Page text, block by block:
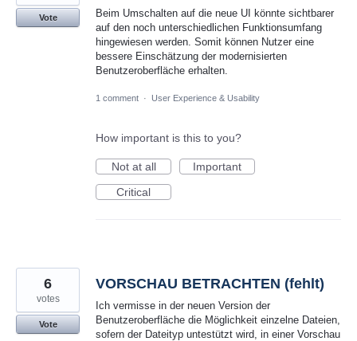
Beim Umschalten auf die neue UI könnte sichtbarer
auf den noch unterschiedlichen Funktionsumfang
hingewiesen werden. Somit können Nutzer eine
bessere Einschätzung der modernisierten
Benutzeroberfläche erhalten.
Vote
1 comment · User Experience & Usability
How important is this to you?
Not at all
Important
Critical
VORSCHAU BETRACHTEN (fehlt)
Ich vermisse in der neuen Version der
Benutzeroberfläche die Möglichkeit einzelne Dateien,
sofern der Dateityp untestützt wird, in einer Vorschau
6
votes
Vote